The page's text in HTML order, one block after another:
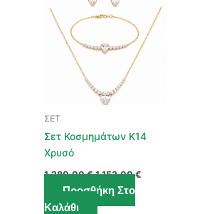
ΣΕΤ
Σετ Κοσμημάτων Κ14
Χρυσό
1.280,00€ Original
was:
1.280,00 €.
1.152,00€
Προσθήκη Στο
Καλάθι